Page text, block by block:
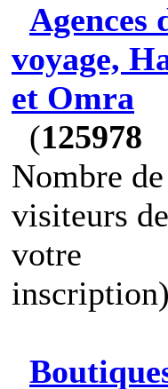
Agences
voyage,
et Omra
(125978
Nombre de
visiteurs de
votre
inscription)